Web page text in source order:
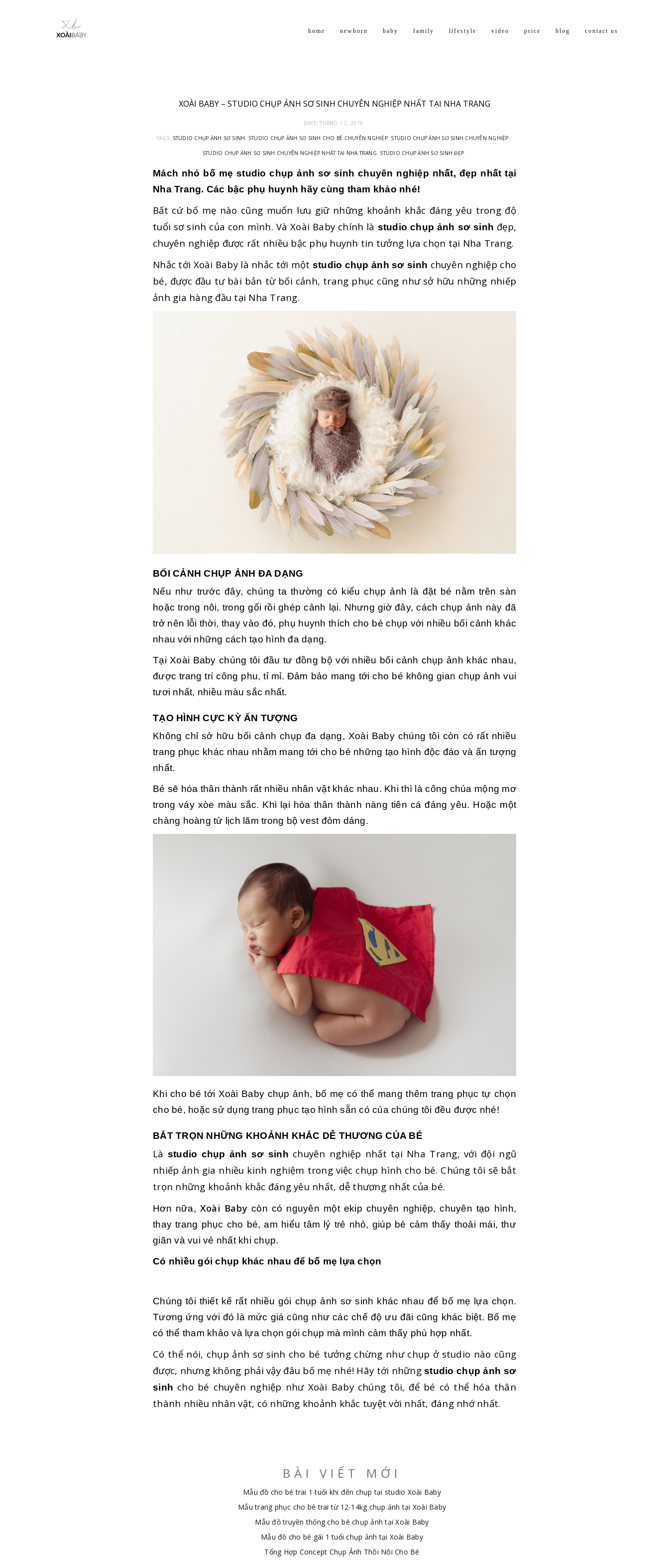
home newborn baby family lifestyle video price blog contact us
XOÀI BABY – STUDIO CHỤP ẢNH SƠ SINH CHUYÊN NGHIỆP NHẤT TẠI NHA TRANG
DATE:THÁNG 1 2, 2019
TAGS: STUDIO CHỤP ẢNH SƠ SINH, STUDIO CHỤP ẢNH SƠ SINH CHO BÉ CHUYÊN NGHIỆP, STUDIO CHỤP ẢNH SƠ SINH CHUYÊN NGHIỆP,
STUDIO CHỤP ẢNH SƠ SINH CHUYÊN NGHIỆP NHẤT TẠI NHA TRANG, STUDIO CHỤP ẢNH SƠ SINH ĐẸP
Mách nhỏ bố mẹ studio chụp ảnh sơ sinh chuyên nghiệp nhất, đẹp nhất tại
Nha Trang. Các bậc phụ huynh hãy cùng tham khảo nhé!
Bất cứ bố mẹ nào cũng muốn lưu giữ những khoảnh khắc đáng yêu trong độ
tuổi sơ sinh của con mình. Và Xoài Baby chính là studio chụp ảnh sơ sinh đẹp,
chuyên nghiệp được rất nhiều bậc phụ huynh tin tưởng lựa chọn tại Nha Trang.
Nhắc tới Xoài Baby là nhắc tới một studio chụp ảnh sơ sinh chuyên nghiệp cho
bé, được đầu tư bài bản từ bối cảnh, trang phục cũng như sở hữu những nhiếp
ảnh gia hàng đầu tại Nha Trang.
BỐI CẢNH CHỤP ẢNH ĐA DẠNG
Nếu như trước đây, chúng ta thường có kiểu chụp ảnh là đặt bé nằm trên sàn
hoặc trong nôi, trong gối rồi ghép cảnh lại. Nhưng giờ đây, cách chụp ảnh này đã
trở nên lỗi thời, thay vào đó, phụ huynh thích cho bé chụp với nhiều bối cảnh khác
nhau với những cách tạo hình đa dạng.
Tại Xoài Baby chúng tôi đầu tư đồng bộ với nhiều bối cảnh chụp ảnh khác nhau,
được trang trí công phu, tỉ mỉ. Đảm bảo mang tới cho bé không gian chụp ảnh vui
tươi nhất, nhiều màu sắc nhất.
TẠO HÌNH CỰC KỲ ẤN TƯỢNG
Không chỉ sở hữu bối cảnh chụp đa dạng, Xoài Baby chúng tôi còn có rất nhiều
trang phục khác nhau nhằm mang tới cho bé những tạo hình độc đáo và ấn tượng
nhất.
Bé sẽ hóa thân thành rất nhiều nhân vật khác nhau. Khi thì là công chúa mộng mơ
trong váy xòe màu sắc. Khi lại hóa thân thành nàng tiên cá đáng yêu. Hoặc một
chàng hoàng tử lịch lãm trong bộ vest đỏm dáng.
Khi cho bé tới Xoài Baby chụp ảnh, bố mẹ có thể mang thêm trang phục tự chọn
cho bé, hoặc sử dụng trang phục tạo hình sẵn có của chúng tôi đều được nhé!
BẮT TRỌN NHỮNG KHOẢNH KHẮC DỄ THƯƠNG CỦA BÉ
Là studio chụp ảnh sơ sinh chuyên nghiệp nhất tại Nha Trang, với đội ngũ
nhiếp ảnh gia nhiều kinh nghiệm trong việc chụp hình cho bé. Chúng tôi sẽ bắt
trọn những khoảnh khắc đáng yêu nhất, dễ thương nhất của bé.
Hơn nữa, Xoài Babycòn có nguyên một ekip chuyên nghiệp, chuyên tạo hình,
thay trang phục cho bé, am hiểu tâm lý trẻ nhỏ, giúp bé cảm thấy thoải mái, thư
giãn và vui vẻ nhất khi chụp.
Có nhiều gói chụp khác nhau để bố mẹ lựa chọn
Chúng tôi thiết kế rất nhiều gói chụp ảnh sơ sinh khác nhau để bố mẹ lựa chọn.
Tương ứng với đó là mức giá cũng như các chế độ ưu đãi cũng khác biệt. Bố mẹ
có thể tham khảo và lựa chọn gói chụp mà mình cảm thấy phù hợp nhất.
Có thể nói, chụp ảnh sơ sinh cho bé tưởng chừng như chụp ở studio nào cũng
được, nhưng không phải vậy đâu bố mẹ nhé! Hãy tới nhữngstudio chụp ảnh sơ
sinh cho bé chuyên nghiệp như Xoài Baby chúng tôi, để bé có thể hóa thân
thành nhiều nhân vật, có những khoảnh khắc tuyệt vời nhất, đáng nhớ nhất.
BÀI VIẾT MỚI
Mẫu đồ cho bé trai 1 tuổi khi đến chụp tại studio Xoài Baby
Mẫu trang phục cho bé trai từ 12-14kg chụp ảnh tại Xoài Baby
Mẫu đồ truyền thống cho bé chụp ảnh tại Xoài Baby
Mẫu đồ cho bé gái 1 tuổi chụp ảnh tại Xoài Baby
Tổng Hợp Concept Chụp Ảnh Thôi Nôi Cho Bé